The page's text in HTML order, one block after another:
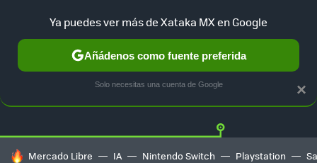
Twitter
HOY SE HABLA DE
Mercado Libre IA Nintendo Switch Playstation
×
Ya puedes ver más de Xataka MX en Google
Añádenos como fuente preferida
Solo necesitas una cuenta de Google